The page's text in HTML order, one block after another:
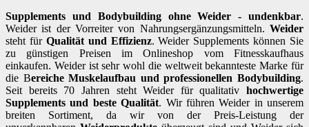
Supplements und Bodybuilding ohne Weider - undenkbar.
Weider ist der Vorreiter von Nahrungsergänzungsmitteln. Weider
steht für Qualität und Effizienz. Weider Supplements können Sie
zu günstigen Preisen im Onlineshop vom Fitnesskaufhaus
einkaufen. Weider ist sehr wohl die weltweit bekannteste Marke für
die Bereiche Muskelaufbau und professionellen Bodybuilding.
Seit bereits 70 Jahren steht Weider für qualitativ hochwertige
Supplements und beste Qualität. Wir führen Weider in unserem
breiten Sortiment, da wir von der Preis-Leistung der